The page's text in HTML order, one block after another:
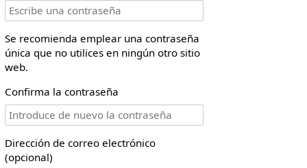
Se recomienda emplear una contraseña
única que no utilices en ningún otro sitio
web.
Confirma la contraseña
Dirección de correo electrónico
(opcional)